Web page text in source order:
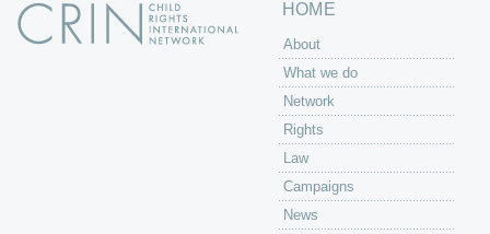
HOME
About
What we do
Network
Rights
Law
Campaigns
News